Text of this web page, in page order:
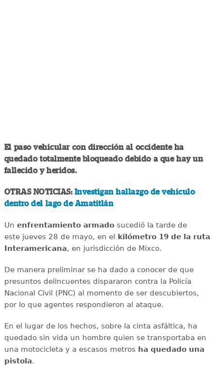
El paso vehicular con dirección al occidente ha
quedado totalmente bloqueado debido a que hay un
fallecido y heridos.
OTRAS NOTICIAS: Investigan hallazgo de vehículo
dentro del lago de Amatitlán
Un enfrentamiento armadosucedió la tarde de
este jueves 28 de mayo, en el kilómetro 19 de la ruta
Interamericana, en jurisdicción de Mixco.
De manera preliminar se ha dado a conocer de que
presuntos delincuentes dispararon contra la Policía
Nacional Civil (PNC) al momento de ser descubiertos,
por lo que agentes respondieron al ataque.
En el lugar de los hechos, sobre la cinta asfáltica, ha
quedado sin vida un hombre quien se transportaba en
una motocicleta y a escasos metros ha quedado una
pistola.